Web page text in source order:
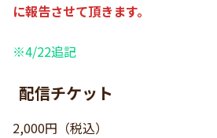
に報告させて頂きます。
※4/22追記
配信チケット
2,000円（税込）